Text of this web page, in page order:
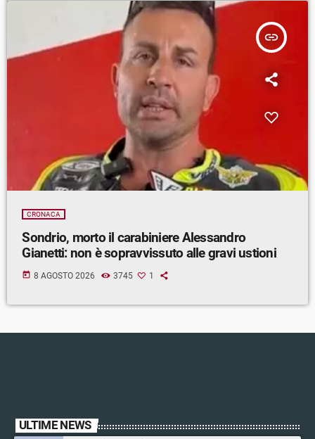
insert_link
CRONACA
Sondrio, morto il carabiniere Alessandro
Gianetti: non è sopravvissuto alle gravi ustioni
today 8 AGOSTO 2026 3745 1
ULTIME NEWS